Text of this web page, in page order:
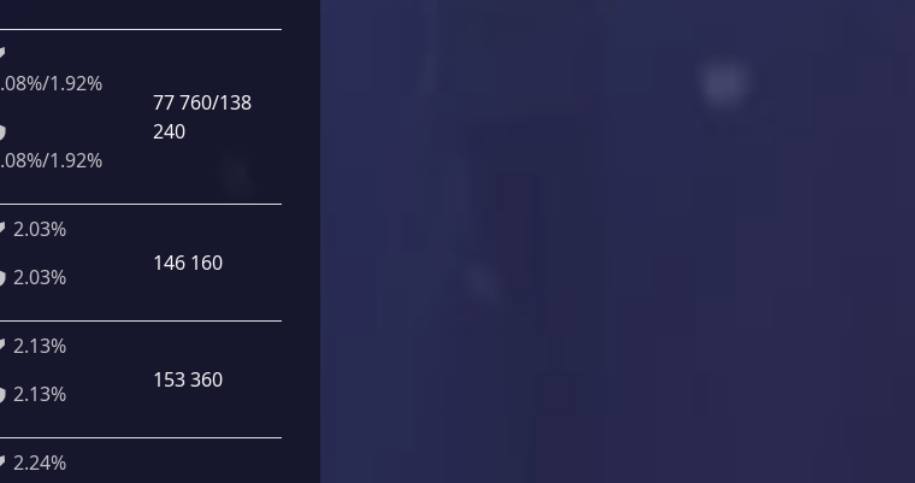
1.92%
1.92%
77 760/138
240
2.03%
2.03%
146 160
2.13%
2.13%
153 360
2.24%